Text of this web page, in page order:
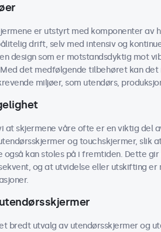
er utstyrt med komponenter av
drift, selv med intensiv og
design som er motstandsdyktig mot
det medfølgende tilbehøret kan
miljøer, som utendørs,
at skjermene våre ofte er en viktig del
og touchskjermer, slik
også kan stoles på i fremtiden. Dette
og at utvidelse eller utskifting
bredt utvalg av utendørsskjermer og